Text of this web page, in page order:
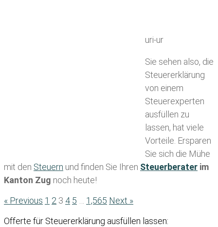
uri-ur
Sie sehen also, die
Steuererklärung
von einem
Steuerexperten
ausfüllen zu
lassen, hat viele
Vorteile. Ersparen
Sie sich die Mühe
mit den Steuern und finden Sie Ihren Steuerberater im
Kanton Zug noch heute!
« Previous 1 2 3 4 5 … 1,565 Next »
Offerte für Steuererklärung ausfüllen lassen: